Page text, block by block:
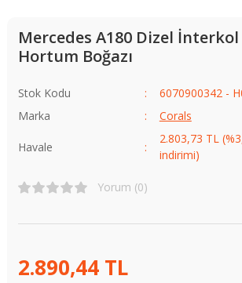
Mercedes A180 Dizel
Hortum Boğazı
Stok Kodu
6070900342 -
Marka
Corals
Havale
2.803,73 TL
indirimi)
Yorum (0)
2.890,44 TL